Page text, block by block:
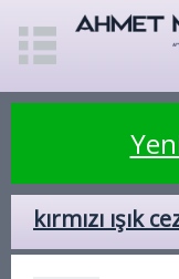
kırmızı